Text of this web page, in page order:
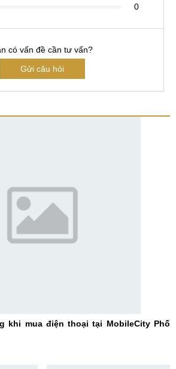
0
có vấn đề cần tư vấn?
Gửi câu hỏi
khi mua điện thoại tại MobileCity Phố